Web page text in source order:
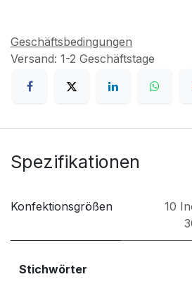
Geschäftsbedingungen
Versand: 1-2 Geschäftstage
Spezifikationen
Konfektionsgrößen 10
Stichwörter